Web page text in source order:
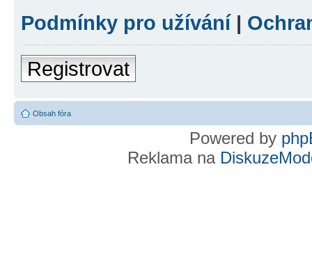
Podmínky pro užívání |
Registrovat
Obsah fóra
Powered by
Reklama na